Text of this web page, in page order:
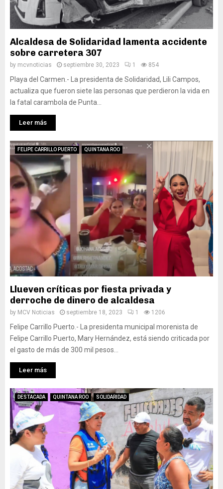
Alcaldesa de Solidaridad lamenta accidente
sobre carretera 307
by mcvnoticias septiembre 30, 2023 1 854
Playa del Carmen.- La presidenta de Solidaridad, Lili Campos,
actualiza que fueron siete las personas que perdieron la vida en
la fatal carambola de Punta...
Leer más
FELIPE CARRILLO PUERTO QUINTANA ROO
Llueven críticas por fiesta privada y
derroche de dinero de alcaldesa
by MCV Noticias septiembre 18, 2023 1 1206
Felipe Carrillo Puerto.- La presidenta municipal morenista de
Felipe Carrillo Puerto, Mary Hernández, está siendo criticada por
el gasto de más de 300 mil pesos...
Leer más
DESTACADA QUINTANA ROO SOLIDARIDAD